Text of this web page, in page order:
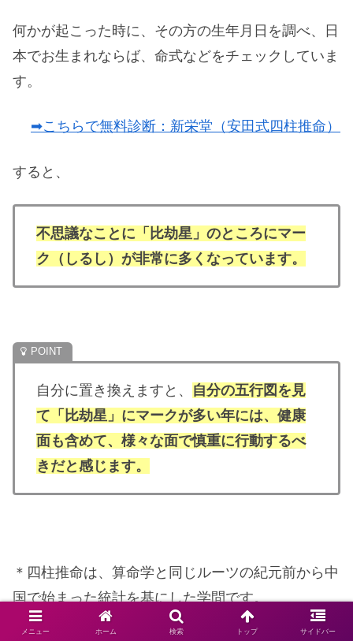
何かが起こった時に、その方の生年月日を調べ、日
本でお生まれならば、命式などをチェックしていま
す。
➡こちらで無料診断：新栄堂（安田式四柱推命）
すると、
不思議なことに「比劫星」のところにマー
ク（しるし）が非常に多くなっています。
自分に置き換えますと、 自分の五行図を見
て「比劫星」にマークが多い年には、健康
面も含めて、様々な面で慎重に行動するべ
きだと感じます。
＊四柱推命は、算命学と同じルーツの紀元前から中
国で始まった統計を基にした学問です。
メニュー ホーム 検索 トップ サイドバー